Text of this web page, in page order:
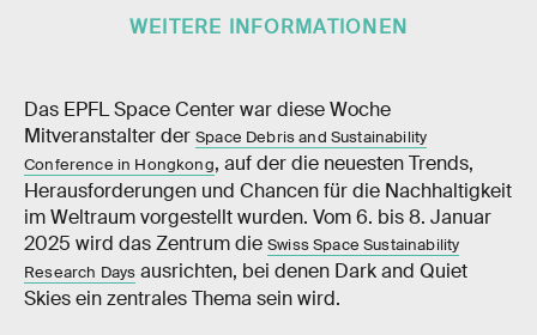
WEITERE INFORMATIONEN
Das EPFL Space Center war diese Woche
Mitveranstalter der Space Debris and Sustainability
Conference in Hongkong, auf der die neuesten Trends,
Herausforderungen und Chancen für die Nachhaltigkeit
im Weltraum vorgestellt wurden. Vom 6. bis 8. Januar
2025 wird das Zentrum die Swiss Space Sustainability
Research Days ausrichten, bei denen Dark and Quiet
Skies ein zentrales Thema sein wird.